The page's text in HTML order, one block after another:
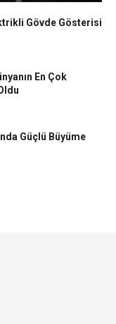
Gövde Gösterisi
En Çok
Güçlü Büyüme